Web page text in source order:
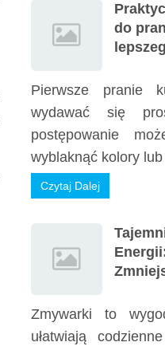
do
Pierwsze pranie
wydawać się
postępowanie
wyblaknąć kolory
Czytaj Dalej
Zmywarki to
ułatwiają